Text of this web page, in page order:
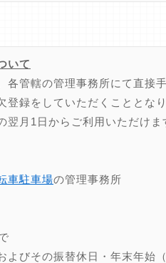
いて
各管轄の管理事務所にて直接
登録をしていただくこととなり
翌月1日からご利用いただけま
車駐車場の管理事務所
よびその振替休日・年末年始